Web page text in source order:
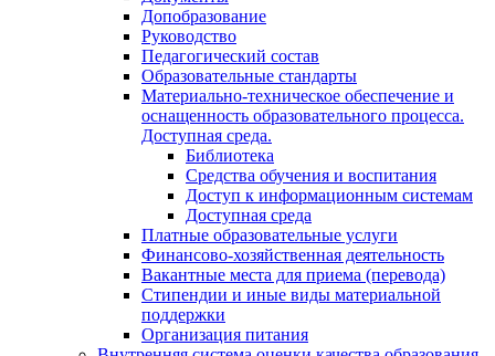
Допобразование
Руководство
Педагогический состав
Образовательные стандарты
Материально-техническое обеспечение и
оснащенность образовательного процесса.
Доступная среда.
Библиотека
Средства обучения и воспитания
Доступ к информационным системам
Доступная среда
Платные образовательные услуги
Финансово-хозяйственная деятельность
Вакантные места для приема (перевода)
Стипендии и иные виды материальной
поддержки
Организация питания